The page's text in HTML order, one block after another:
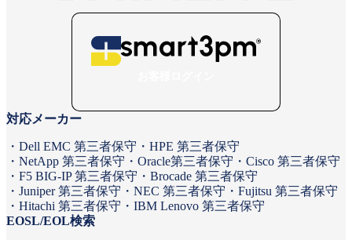
お問い合わせ
対応メーカー
Dell EMC 第三者保守
HPE 第三者保守
NetApp 第三者保守
Oracle第三者保守
Cisco 第三者保守
F5 BIG-IP 第三者保守
Brocade 第三者保守
Juniper 第三者保守
NEC 第三者保守
Fujitsu 第三者保守
Hitachi 第三者保守
IBM Lenovo 第三者保守
EOSL/EOL検索